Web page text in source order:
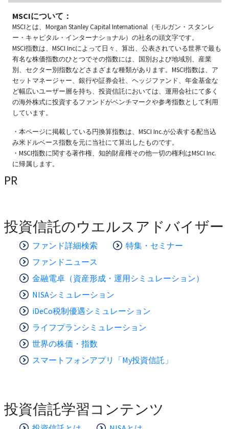
MSCIについて：
MSCIとは、Morgan Stanley Capital International（モルガン・スタンレ
ー・キャピタル・インターナショナル）の社名の頭文字です。
MSCI指数は、MSCI Incによって日々、算出、公表されている世界で最も
有名な株価指数のひとつでその指数には、国別および地域別、産業
別、セクター別指数などさまざまな種類があります。MSCI指数は、ア
セットマネージャー、銀行や証券会社、ヘッジファンド、年金基金な
ど幅広いユーザー層を持ち、投資信託においては、運用会社にて多く
の海外株式に投資するファンドがベンチマークや参考指数として利用
しています。
・本ページに掲載している円換算指数は、MSCI Inc.が公表する配当込
み米ドルベース指数を元に当社にて算出したものです。
・MSCI指数に関する著作権、知的財産権その他一切の権利はMSCI Inc.
に帰属します。
PR
投資信託のウエルスアドバイザー
ファンド詳細検索
特集・セミナー
ファンドニュース
金融電卓（資産形成・運用シミュレーション）
NISAシミュレーション
iDeCo税制優遇シミュレーション
ライフプランシミュレーション
世界の株価・指数
スマートフォンアプリ「My投資信託」
投資信託学習コンテンツ